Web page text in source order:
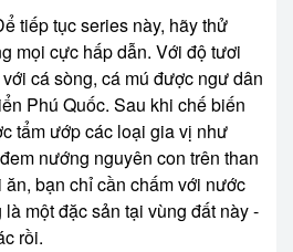
tiếp tục series này, hãy thử
mọi cực hấp dẫn. Với độ tươi
cá sòng, cá mú được ngư dân
Phú Quốc. Sau khi chế biến
tẩm ướp các loại gia vị như
nướng nguyên con trên than
bạn chỉ cần chấm với nước
một đặc sản tại vùng đất này -
rồi.